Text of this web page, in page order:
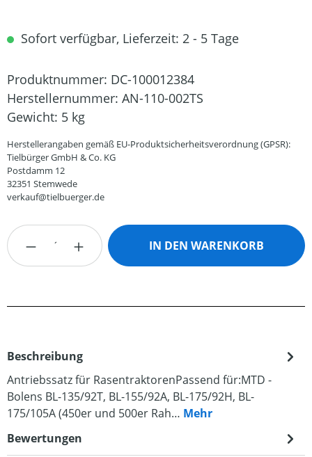
Sofort verfügbar, Lieferzeit: 2 - 5 Tage
Produktnummer: DC-100012384
Herstellernummer: AN-110-002TS
Gewicht: 5 kg
Herstellerangaben gemäß EU-Produktsicherheitsverordnung (GPSR):
Tielbürger GmbH & Co. KG
Postdamm 12
32351 Stemwede
verkauf@tielbuerger.de
Produkt Anzahl: Gib den gewünschten
IN DEN WARENKORB
Beschreibung
Antriebssatz für RasentraktorenPassend für:MTD -
Bolens BL-135/92T, BL-155/92A, BL-175/92H, BL-
175/105A (450er und 500er Rah… Mehr
Bewertungen